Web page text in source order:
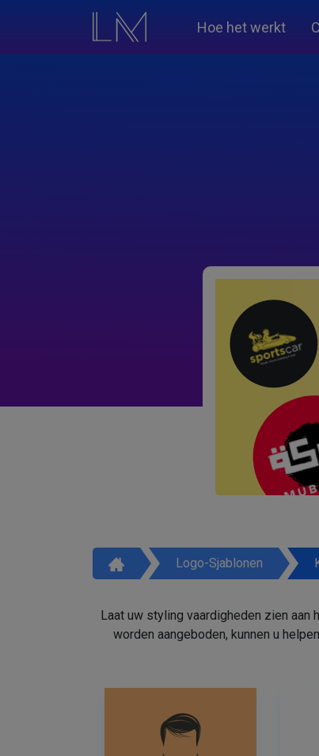
Hoe het werkt
Logo-Sjablonen
Laat uw styling vaardigheden zien
worden aangeboden, kunnen u